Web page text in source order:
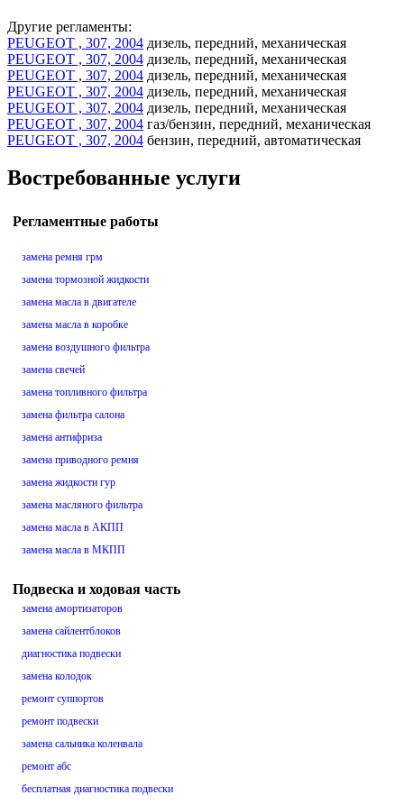
Другие регламенты:
PEUGEOT , 307, 2004 дизель, передний, механическая
PEUGEOT , 307, 2004 дизель, передний, механическая
PEUGEOT , 307, 2004 дизель, передний, механическая
PEUGEOT , 307, 2004 дизель, передний, механическая
PEUGEOT , 307, 2004 дизель, передний, механическая
PEUGEOT , 307, 2004 газ/бензин, передний, механическая
PEUGEOT , 307, 2004 бензин, передний, автоматическая
Востребованные услуги
Регламентные работы
замена ремня грм
замена тормозной жидкости
замена масла в двигателе
замена масла в коробке
замена воздушного фильтра
замена свечей
замена топливного фильтра
замена фильтра салона
замена антифриза
замена приводного ремня
замена жидкости гур
замена масляного фильтра
замена масла в АКПП
замена масла в МКПП
Подвеска и ходовая часть
замена амортизаторов
замена сайлентблоков
диагностика подвески
замена колодок
ремонт суппортов
ремонт подвески
замена сальника коленвала
ремонт абс
бесплатная диагностика подвески